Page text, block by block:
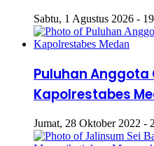
Sabtu, 1 Agustus 2026 -
Puluhan Anggota
Kapolrestabes
Jumat, 28 Oktober 2022 -